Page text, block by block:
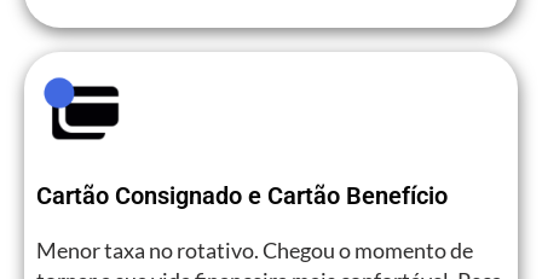
Cartão Consignado e Cartão Benefício
Menor taxa no rotativo. Chegou o momento de